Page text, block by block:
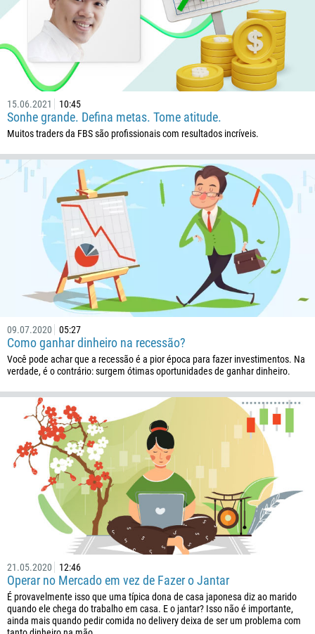
15.06.2021 10:45
Sonhe grande. Defina metas. Tome atitude.
Muitos traders da FBS são profissionais com resultados incríveis.
09.07.2020 05:27
Como ganhar dinheiro na recessão?
Você pode achar que a recessão é a pior época para fazer investimentos. Na
verdade, é o contrário: surgem ótimas oportunidades de ganhar dinheiro.
21.05.2020 12:46
Operar no Mercado em vez de Fazer o Jantar
É provavelmente isso que uma típica dona de casa japonesa diz ao marido
quando ele chega do trabalho em casa. E o jantar? Isso não é importante,
ainda mais quando pedir comida no delivery deixa de ser um problema com